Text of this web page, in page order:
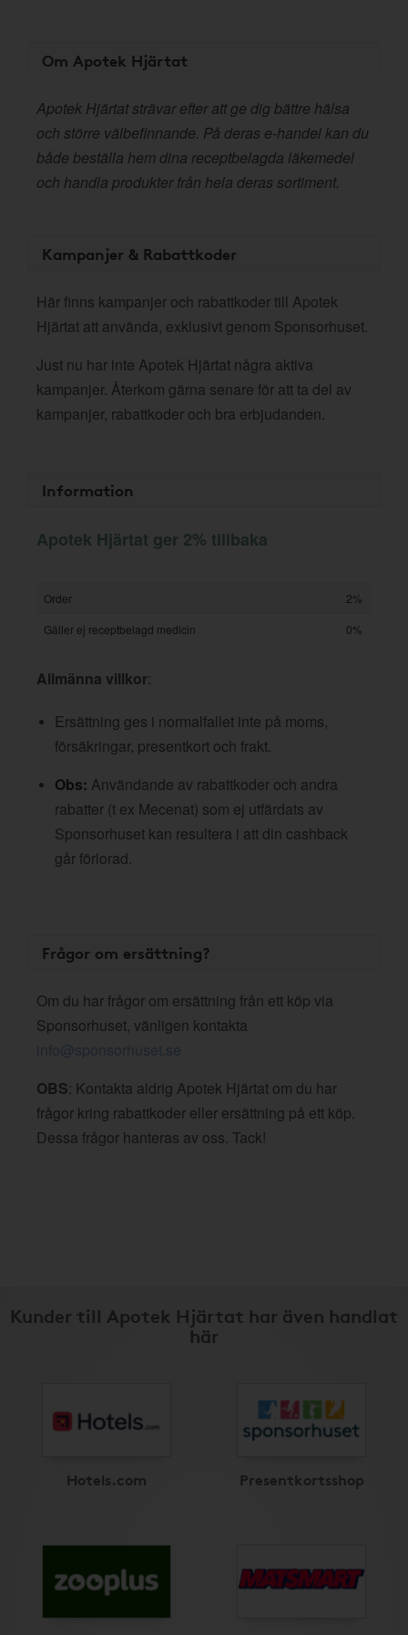
Om Apotek Hjärtat
Apotek Hjärtat strävar efter att ge dig bättre hälsa
och större välbefinnande. På deras e-handel kan du
både beställa hem dina receptbelagda läkemedel
och handla produkter från hela deras sortiment.
Kampanjer & Rabattkoder
Här finns kampanjer och rabattkoder till Apotek
Hjärtat att använda, exklusivt genom Sponsorhuset.
Just nu har inte Apotek Hjärtat några aktiva
kampanjer. Återkom gärna senare för att ta del av
kampanjer, rabattkoder och bra erbjudanden.
Information
Apotek Hjärtat ger 2% tillbaka
Order
2%
Gäller ej receptbelagd medicin
0%
Allmänna villkor:
Ersättning ges i normalfallet inte på moms,
försäkringar, presentkort och frakt.
Obs: Användande av rabattkoder och andra
rabatter (t ex Mecenat) som ej utfärdats av
Sponsorhuset kan resultera i att din cashback
går förlorad.
Frågor om ersättning?
Om du har frågor om ersättning från ett köp via
Sponsorhuset, vänligen kontakta
info@sponsorhuset.se
OBS: Kontakta aldrig Apotek Hjärtat om du har
frågor kring rabattkoder eller ersättning på ett köp.
Dessa frågor hanteras av oss. Tack!
Kunder till Apotek Hjärtat har även handlat
här
Hotels.com Presentkortsshop